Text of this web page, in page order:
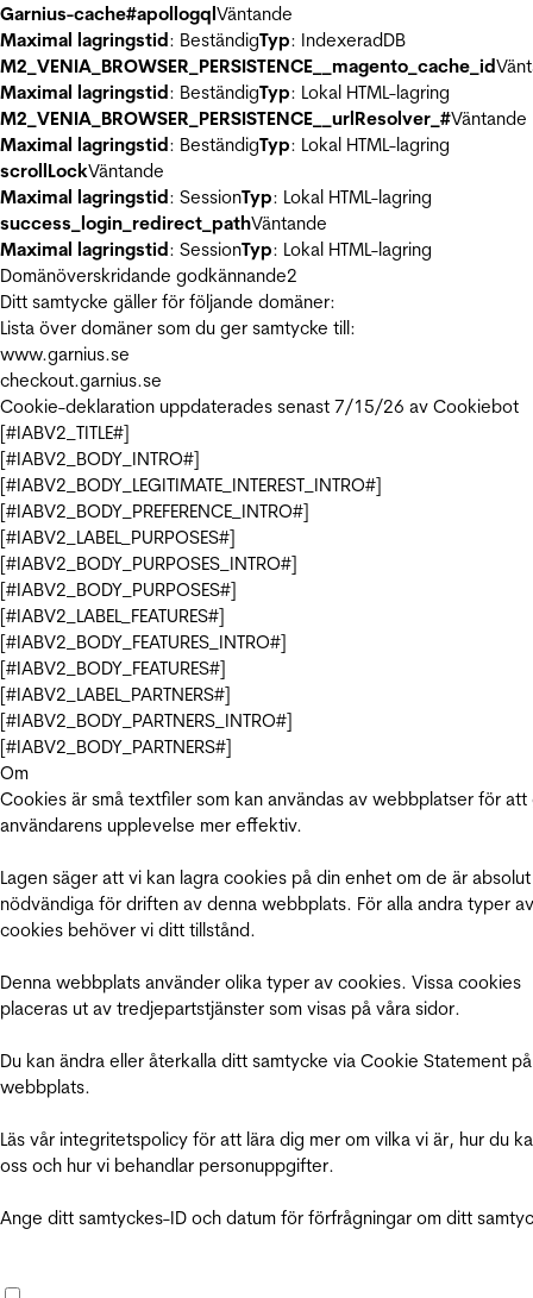
Garnius-cache#apollogqlVäntande
Maximal lagringstid: BeständigTyp: IndexeradDB
M2_VENIA_BROWSER_PERSISTENCE__magento_cache_id
Maximal lagringstid: BeständigTyp: Lokal HTML-lagring
M2_VENIA_BROWSER_PERSISTENCE__urlResolver_#Väntande
Maximal lagringstid: BeständigTyp: Lokal HTML-lagring
scrollLockVäntande
Maximal lagringstid: SessionTyp: Lokal HTML-lagring
success_login_redirect_pathVäntande
Maximal lagringstid: SessionTyp: Lokal HTML-lagring
Domänöverskridande godkännande2
Ditt samtycke gäller för följande domäner:
Lista över domäner som du ger samtycke till:
www.garnius.se
checkout.garnius.se
Cookie-deklaration uppdaterades senast 7/15/26 av Cookiebot
[#IABV2_TITLE#]
[#IABV2_BODY_INTRO#]
[#IABV2_BODY_LEGITIMATE_INTEREST_INTRO#]
[#IABV2_BODY_PREFERENCE_INTRO#]
[#IABV2_LABEL_PURPOSES#]
[#IABV2_BODY_PURPOSES_INTRO#]
[#IABV2_BODY_PURPOSES#]
[#IABV2_LABEL_FEATURES#]
[#IABV2_BODY_FEATURES_INTRO#]
[#IABV2_BODY_FEATURES#]
[#IABV2_LABEL_PARTNERS#]
[#IABV2_BODY_PARTNERS_INTRO#]
[#IABV2_BODY_PARTNERS#]
Om
Cookies är små textfiler som kan användas av webbplatser för att
användarens upplevelse mer effektiv.
Lagen säger att vi kan lagra cookies på din enhet om de är absolut
nödvändiga för driften av denna webbplats. För alla andra typer av
cookies behöver vi ditt tillstånd.
Denna webbplats använder olika typer av cookies. Vissa cookies
placeras ut av tredjepartstjänster som visas på våra sidor.
Du kan ändra eller återkalla ditt samtycke via Cookie Statement
webbplats.
Läs vår integritetspolicy för att lära dig mer om vilka vi är, hur du
oss och hur vi behandlar personuppgifter.
Ange ditt samtyckes-ID och datum för förfrågningar om ditt